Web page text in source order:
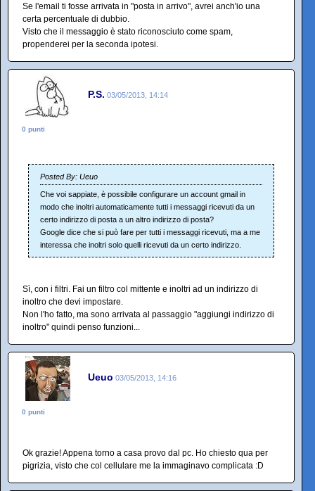
Se l'email ti fosse arrivata in "posta in arrivo", avrei anch'io una
certa percentuale di dubbio.
Visto che il messaggio è stato riconosciuto come spam,
propenderei per la seconda ipotesi.
P.S. 03/05/2013, 14:14
0 punti
Posted By: Ueuo
Che voi sappiate, è possibile configurare un account gmail in
modo che inoltri automaticamente tutti i messaggi ricevuti da un
certo indirizzo di posta a un altro indirizzo di posta?
Google dice che si può fare per tutti i messaggi ricevuti, ma a me
interessa che inoltri solo quelli ricevuti da un certo indirizzo.
Sì, con i filtri. Fai un filtro col mittente e inoltri ad un indirizzo di
inoltro che devi impostare.
Non l'ho fatto, ma sono arrivata al passaggio "aggiungi indirizzo di
inoltro" quindi penso funzioni...
Ueuo 03/05/2013, 14:16
0 punti
Ok grazie! Appena torno a casa provo dal pc. Ho chiesto qua per
pigrizia, visto che col cellulare me la immaginavo complicata :D